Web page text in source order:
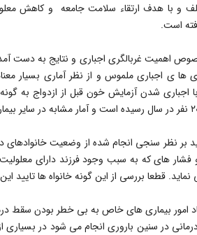
و با هدف ارتقاء سلامت جامعه و کاهش
است.
اهمیت غربالگری اجباری و نتایج به دست
ها ی اجباری ملموس و از نظر آماری بسیار
اجباری شدن آزمایش خون قبل از ازدواج به
بر نظر سنجی انجام شده از وضعیت خانوادهای
فشار های که به سبب وجود فرزند دارای
قطعا بررسی از این گونه خانواه ها تایید
امور بیماری های خاص به بی خطر بودن سقط
در سنین باروری انجام می شود در